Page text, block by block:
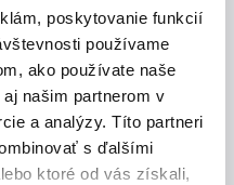
poskytovanie funkcií
používame
ako používate naše
našim partnerom v
a analýzy. Títo partneri
s ďalšími
ktoré od vás získali,